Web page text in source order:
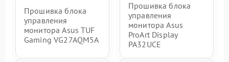
Прошивка блока
управления
монитора Asus TUF
Gaming VG27AQM5A
Прошивка блока
управления
монитора Asus
ProArt Display
PA32UCE